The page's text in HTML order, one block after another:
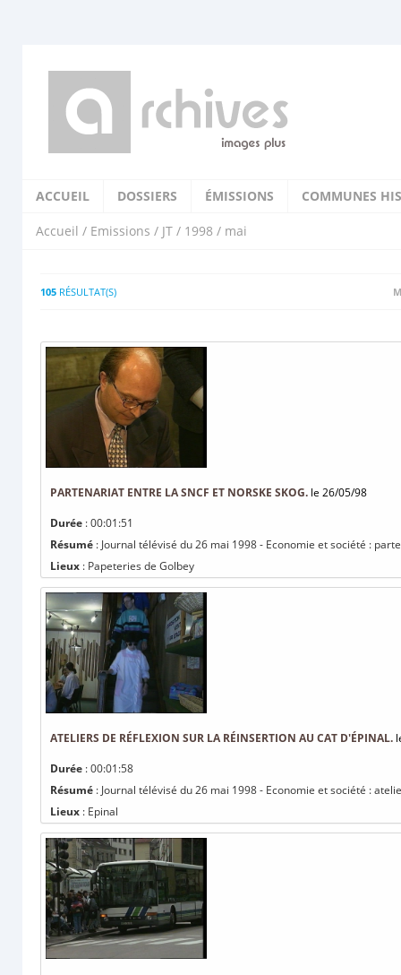
ACCUEIL DOSSIERS ÉMISSIONS COMMUNES
Accueil / Emissions / JT / 1998 / mai
105 RÉSULTAT(S)
PARTENARIAT ENTRE LA SNCF ET NORSKE SKOG. le 26/05/98
Durée : 00:01:51
Résumé : Journal télévisé du 26 mai 1998 - Economie et société :
Lieux : Papeteries de Golbey
ATELIERS DE RÉFLEXION SUR LA RÉINSERTION AU CAT D'ÉPINAL.
Durée : 00:01:58
Résumé : Journal télévisé du 26 mai 1998 - Economie et société :
Lieux : Epinal